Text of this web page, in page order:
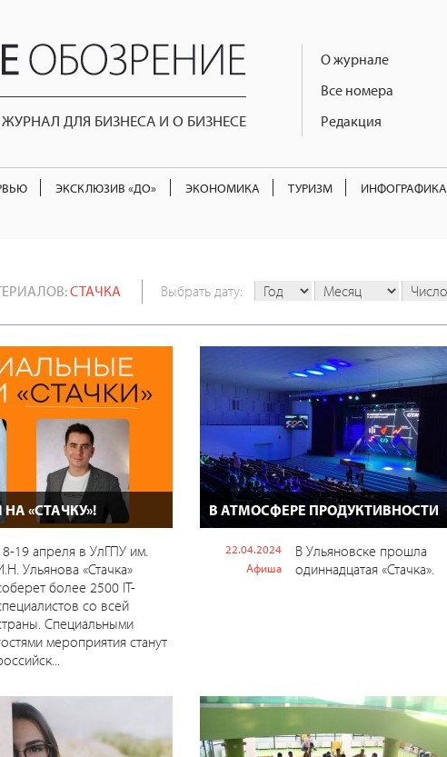
ДЛЯ БИЗНЕСА И О БИЗНЕСЕ
О журнале
Все номера
Редакция
ЭКСКЛЮЗИВ «ДО» ЭКОНОМИКА ТУРИЗМ ИНФОГРАФИКА
СТАЧКА Выбрать дату:
НА «СТАЧКУ»!
19 апреля в УлГПУ им.
Ульянова «Стачка»
более 2500 IT-
со всей
Специальными
мероприятия станут
В АТМОСФЕРЕ ПРОДУКТИВНОСТИ
22.04.2024
Афиша
В Ульяновске прошла
одиннадцатая «Стачка».